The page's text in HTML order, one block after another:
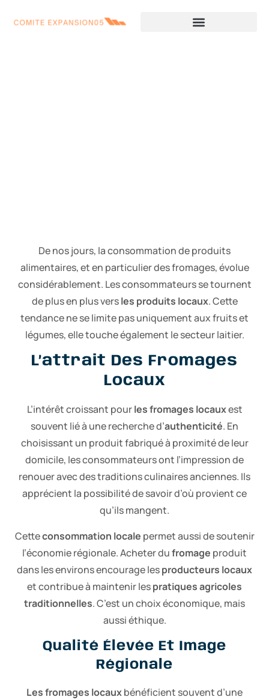
De nos jours, la consommation de produits
alimentaires, et en particulier des fromages, évolue
considérablement. Les consommateurs se tournent
de plus en plus versles produits locaux. Cette
tendance ne se limite pas uniquement aux fruits et
légumes, elle touche également le secteur laitier.
L’attrait Des Fromages
Locaux
L’intérêt croissant pourles fromages locauxest
souvent lié à une recherche d’authenticité. En
choisissant un produit fabriqué à proximité de leur
domicile, les consommateurs ont l’impression de
renouer avec des traditions culinaires anciennes. Ils
apprécient la possibilité de savoir d’où provient ce
qu’ils mangent.
Cetteconsommation locale permet aussi de soutenir
l’économie régionale. Acheter dufromage produit
dans les environs encourage lesproducteurs locaux
et contribue à maintenir lespratiques agricoles
traditionnelles. C’est un choix économique, mais
aussi éthique.
Qualité Élevée Et Image
Régionale
Les fromages locauxbénéficient souvent d’une